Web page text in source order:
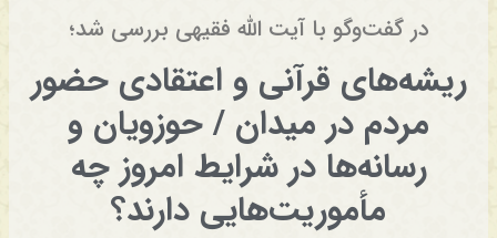
در گفت‌وگو با آیت الله فقیهی بررسی شد؛
ریشه‌های قرآنی و اعتقادی حضور
مردم در میدان / حوزویان و
رسانه‌ها در شرایط امروز چه
مأموریت‌هایی دارند؟